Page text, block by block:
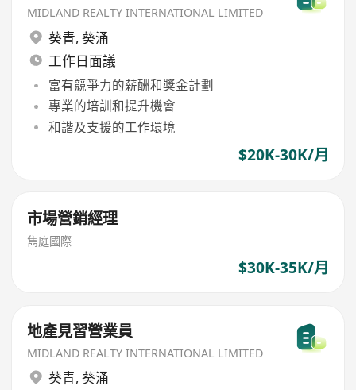
MIDLAND REALTY INTERNATIONAL LIMITED
葵青, 葵涌
工作日面議
富有競爭力的薪酬和獎金計劃
專業的培訓和提升機會
和諧及支援的工作環境
$20K-30K/月
市場營銷經理
雋庭國際
$30K-35K/月
地產見習營業員
MIDLAND REALTY INTERNATIONAL LIMITED
葵青, 葵涌